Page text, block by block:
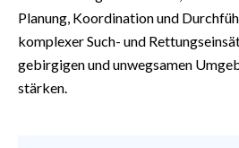
STORE
Planung, Koordination und
komplexer Such- und
gebirgigen und unwegsamen
stärken.